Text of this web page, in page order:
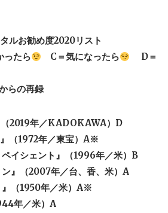
ルお勧め度2020リスト
たら C＝気になったら
D＝
らの再録
2019年／KADOKAWA）D
（1972年／東宝）A※
イシェント』（1996年／米）B
』（2007年／台、香、米）A
（1950年／米）A※
年／米）A